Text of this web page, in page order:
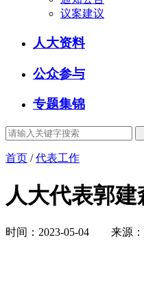
议案建议
人大资料
公众参与
专题集锦
首页 /代表工作
人大代表郭
时间：2023-05-04 来源：